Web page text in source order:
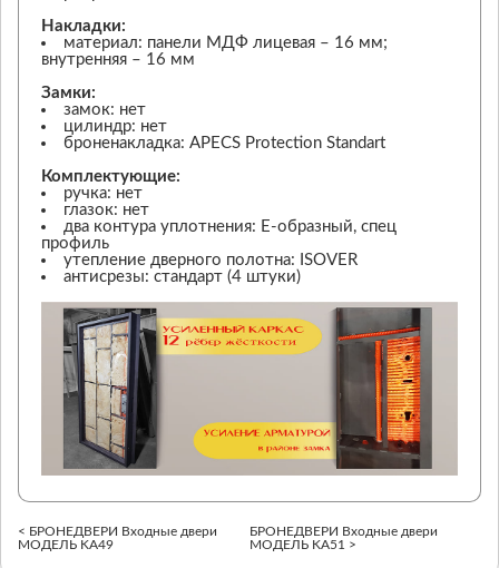
Накладки:
материал: панели МДФ лицевая – 16 мм;
внутренняя – 16 мм
Замки:
замок: нет
цилиндр: нет
броненакладка: APECS Protection Standart
Комплектующие:
ручка: нет
глазок: нет
два контура уплотнения: Е-образный, спец
профиль
утепление дверного полотна: ISOVER
антисрезы: стандарт (4 штуки)
< БРОНЕДВЕРИ Входные двери
МОДЕЛЬ KA49
БРОНЕДВЕРИ Входные двери
МОДЕЛЬ KA51 >